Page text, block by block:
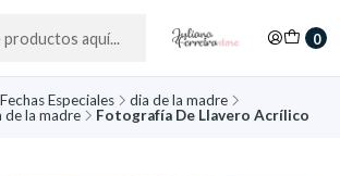
0
Fechas Especiales
dia de la madre
de la madre
Fotografía De Llavero Acrílico